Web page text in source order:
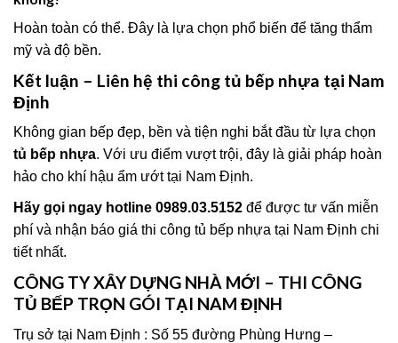
Hoàn toàn có thể. Đây là lựa chọn phổ biến để tăng thẩm
mỹ và độ bền.
Kết luận – Liên hệ thi công tủ bếp nhựa tại Nam
Định
Không gian bếp đẹp, bền và tiện nghi bắt đầu từ lựa chọn
tủ bếp nhựa. Với ưu điểm vượt trội, đây là giải pháp hoàn
hảo cho khí hậu ẩm ướt tại Nam Định.
Hãy gọi ngay hotline 0989.03.5152 để được tư vấn miễn
phí và nhận báo giá thi công tủ bếp nhựa tại Nam Định chi
tiết nhất.
CÔNG TY XÂY DỰNG NHÀ MỚI – THI CÔNG
TỦ BẾP TRỌN GÓI TẠI NAM ĐỊNH
Trụ sở tại Nam Định : Số 55 đường Phùng Hưng –